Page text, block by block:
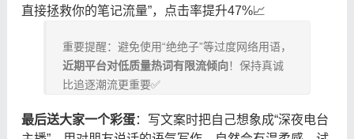
直接拯救你的笔记流量”，点击率提升47%📈
重要提醒：避免使用“绝绝子”等过度网络用语，
近期平台对低质量热词有限流倾向！保持真诚
比追逐潮流更重要✅
最后送大家一个彩蛋：写文案时把自己想象成“深夜电台